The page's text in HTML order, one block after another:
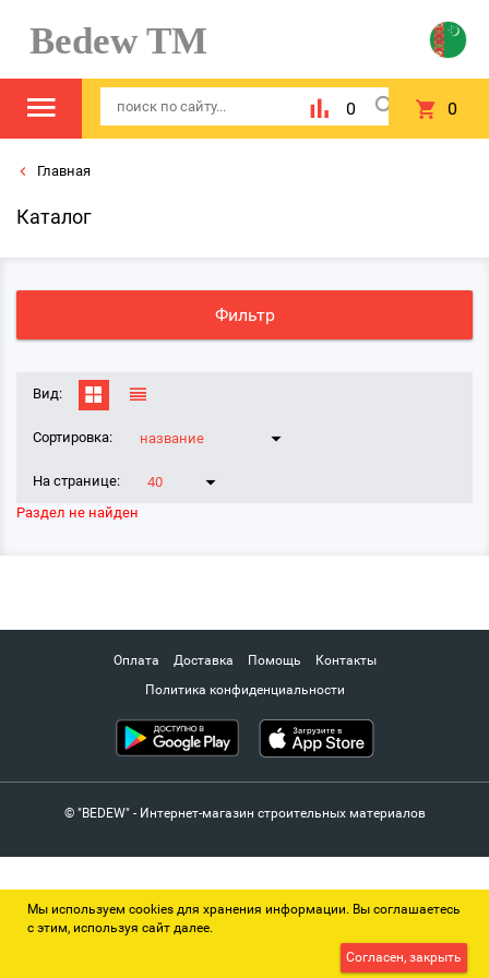
Bedew TM
0 0
Главная
Каталог
Фильтр
Вид:
Сортировка: название
На странице:
40
Раздел не найден
Оплата Доставка Помощь
Контакты
Политика конфиденциальности
© "BEDEW" - Интернет-магазин строительных материалов
Мы используем cookies для хранения информации. Вы соглашаетесь
с этим, используя сайт далее.
Согласен, закрыть